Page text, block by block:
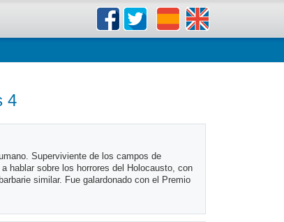
4
Superviviente de los campos de
hablar sobre los horrores del Holocausto, con
similar. Fue galardonado con el Premio